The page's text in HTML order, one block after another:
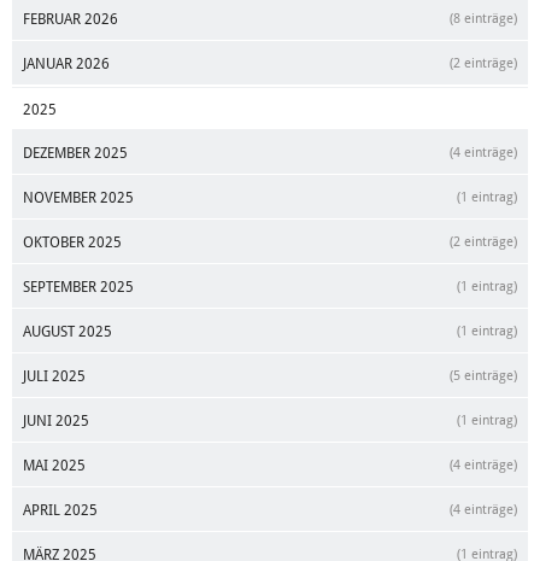
FEBRUAR 2026 (8 einträge)
JANUAR 2026 (2 einträge)
2025
DEZEMBER 2025 (4 einträge)
NOVEMBER 2025 (1 eintrag)
OKTOBER 2025 (2 einträge)
SEPTEMBER 2025 (1 eintrag)
AUGUST 2025 (1 eintrag)
JULI 2025 (5 einträge)
JUNI 2025 (1 eintrag)
MAI 2025 (4 einträge)
APRIL 2025 (4 einträge)
MÄRZ 2025 (1 eintrag)